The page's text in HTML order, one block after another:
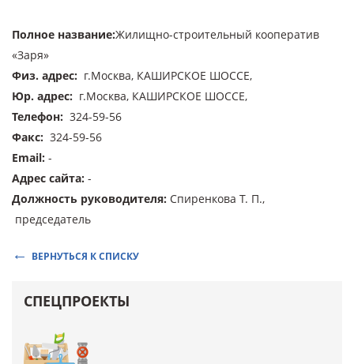
Полное название:Жилищно-строительный кооператив
«Заря»
Физ. адрес: г.Москва, КАШИРСКОЕ ШОССЕ,
Юр. адрес: г.Москва, КАШИРСКОЕ ШОССЕ,
Телефон: 324-59-56
Факс: 324-59-56
Email: -
Адрес сайта: -
Должность руководителя: Спиренкова Т. П.,
председатель
ВЕРНУТЬСЯ К СПИСКУ
СПЕЦПРОЕКТЫ